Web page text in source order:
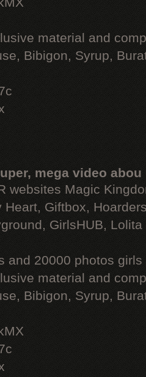
material and
Bibigon, Syrup,
mega video abou
websites Magic
Heart, Giftbox,
GirlsHUB, Lolita
and 20000 photos
material and
Bibigon, Syrup,